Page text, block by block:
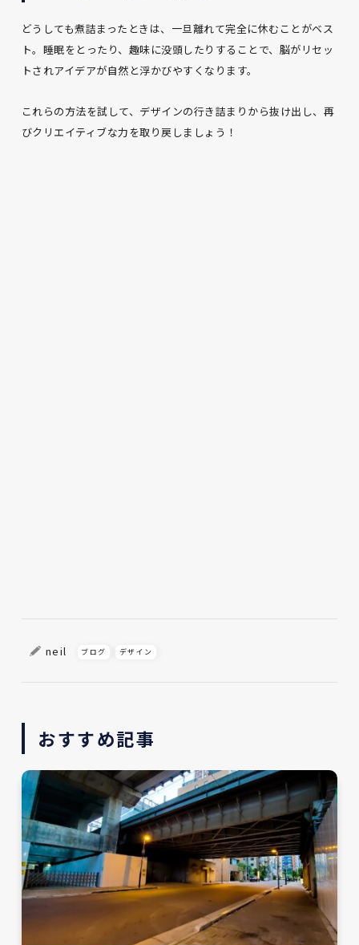
どうしても煮詰まったときは、一旦離れて完全に休むことがベス
ト。睡眠をとったり、趣味に没頭したりすることで、脳がリセッ
トされアイデアが自然と浮かびやすくなります。
これらの方法を試して、デザインの行き詰まりから抜け出し、再
びクリエイティブな力を取り戻しましょう！
neil ブログ デザイン
おすすめ記事